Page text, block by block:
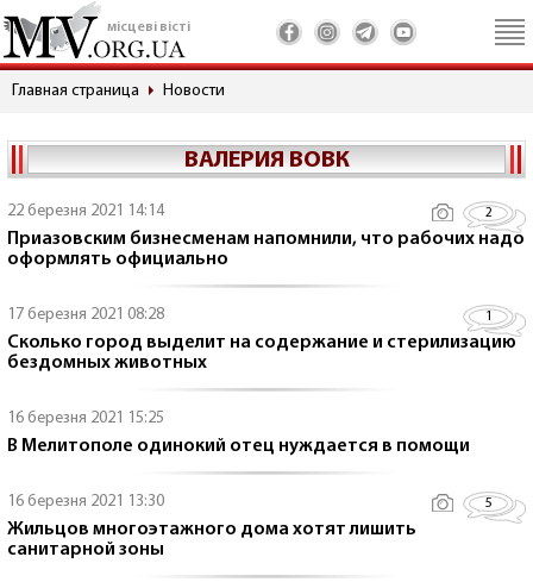
місцеві вісті
Главная страница Новости
ВАЛЕРИЯ ВОВК
22 березня 2021 14:14 2
Приазовским бизнесменам напомнили, что рабочих надо
оформлять официально
17 березня 2021 08:28 1
Сколько город выделит на содержание и стерилизацию
бездомных животных
16 березня 2021 15:25
В Мелитополе одинокий отец нуждается в помощи
16 березня 2021 13:30 5
Жильцов многоэтажного дома хотят лишить
санитарной зоны